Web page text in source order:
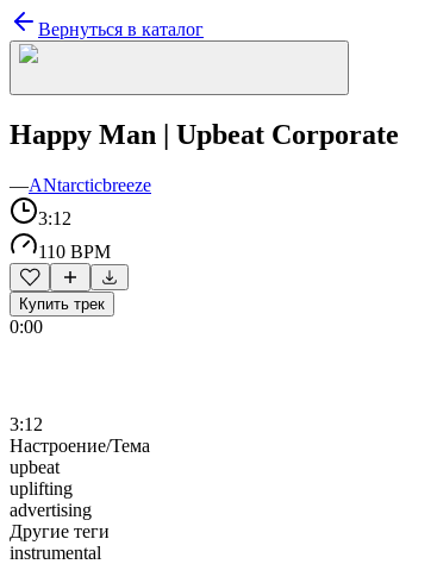
Вернуться в каталог
Happy Man | Upbeat Corporate
—ANtarcticbreeze
3:12
110 BPM
Купить трек
0:00
3:12
Настроение/Тема
upbeat
uplifting
advertising
Другие теги
instrumental